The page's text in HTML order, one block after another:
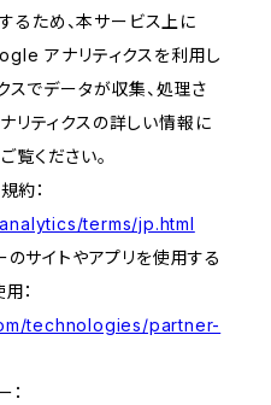
るため、本サービス上に
アナリティクスを利用し
スでデータが収集、処理さ
ティクスの詳しい情報に
覧ください。
約：
terms/jp.html
サイトやアプリを使用する
：
technologies/partner-